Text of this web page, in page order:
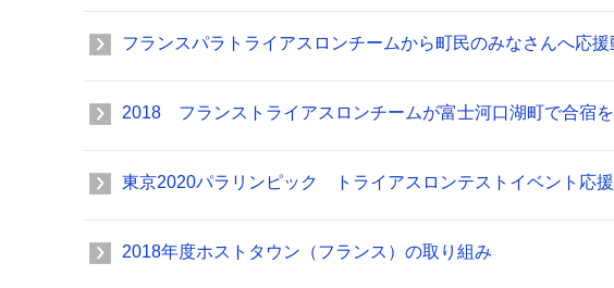
フランスパラトライアスロンチームから町民のみなさんへ応
2018 フランストライアスロンチームが富士河口湖町で合宿を
東京2020パラリンピック トライアスロンテストイベント応援
2018年度ホストタウン（フランス）の取り組み